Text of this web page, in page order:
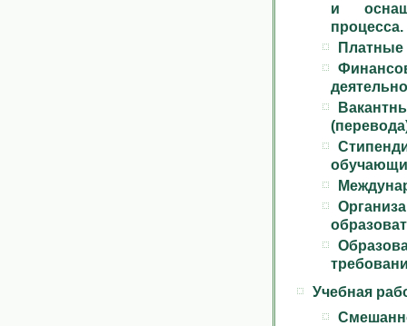
и
Платные
Учебная